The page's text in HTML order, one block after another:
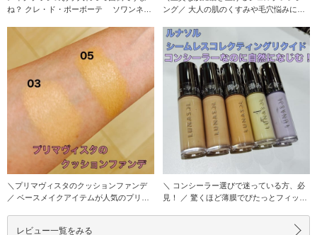
ね？ クレ・ド・ポーボーテ ソワンネト
ング／ 大人の肌のくすみや毛穴悩みにお
＼プリマヴィスタのクッションファンデ
／ ベースメイクアイテムが人気のプリマ
＼ コンシーラー選びで迷っている方、必
見！ ／ 驚くほど薄膜でぴたっとフィッ
レビュー一覧をみる